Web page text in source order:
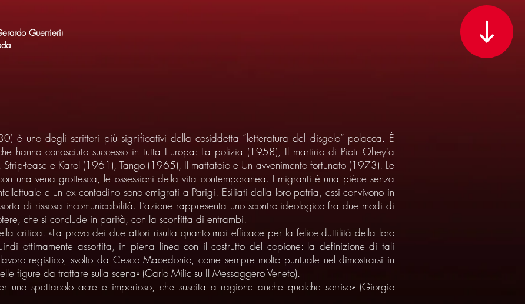
Guerrieri)
è uno degli scrittori più significativi della cosiddetta “letteratura del disgelo” polacca. È
hanno conosciuto successo in tutta Europa: La polizia (1958), Il martirio di Piotr Ohey'a
tease e Karol (1961), Tango (1965), Il mattatoio e Un avvenimento fortunato (1973). Le
una vena grottesca, le ossessioni della vita contemporanea. Emigranti è una pièce senza
e un ex contadino sono emigrati a Parigi. Esiliati dalla loro patria, essi convivono in
di rissosa incomunicabilità. L’azione rappresenta uno scontro ideologico fra due modi di
che si conclude in parità, con la sconfitta di entrambi.
critica. «La prova dei due attori risulta quanto mai efficace per la felice duttilità della loro
ottimamente assortita, in piena linea con il costrutto del copione: la definizione di tali
registico, svolto da Cesco Macedonio, come sempre molto puntuale nel dimostrarsi in
figure da trattare sulla scena» (Carlo Milic su Il Messaggero Veneto).
uno spettacolo acre e imperioso, che suscita a ragione anche qualche sorriso» (Giorgio